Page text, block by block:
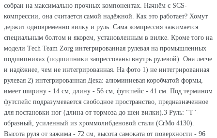
собран на максимально прочных компонентах. Начнём с SCS-
компрессии, она считается самой надёжной. Как это работает? Хомут
держит одновременно вилку и руль. Сама компрессия зажимается
специальным болтом и якорем, установленным в вилке. Кроме того на
модели Тech Team Zorg интегрированная рулевая на промышленных
подшипниках (подшипники запрессованы внутрь рулевой). Она легче
и надёжнее, чем не интегрированная. На фото 1) не интегрированная
рулевая 2) интегрированная Дека: алюминиевая коробчатой формы,
имеет ширину - 14 см, длину - 56 см, футспейс - 41 см. Под термином
футспейс подразумевается свободное пространство, предназначенное
для постановки ног (длина от тормоза до шеи вилки).3 Руль: "T"-
образный, усиленный из хроммолибденовой стали (CrMo 4130).
Высота руля от зажима - 72 см, высота самоката от поверхности - 96